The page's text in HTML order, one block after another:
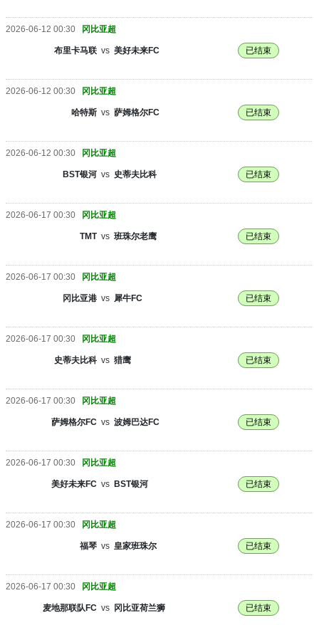
2026-06-12 00:30 冈比亚超
布里卡马联 vs 美好未来FC 已结束
2026-06-12 00:30 冈比亚超
哈特斯 vs 萨姆格尔FC 已结束
2026-06-12 00:30 冈比亚超
BST银河 vs 史蒂夫比科 已结束
2026-06-17 00:30 冈比亚超
TMT vs 班珠尔老鹰 已结束
2026-06-17 00:30 冈比亚超
冈比亚港 vs 犀牛FC 已结束
2026-06-17 00:30 冈比亚超
史蒂夫比科 vs 猎鹰 已结束
2026-06-17 00:30 冈比亚超
萨姆格尔FC vs 波姆巴达FC 已结束
2026-06-17 00:30 冈比亚超
美好未来FC vs BST银河 已结束
2026-06-17 00:30 冈比亚超
福琴 vs 皇家班珠尔 已结束
2026-06-17 00:30 冈比亚超
麦地那联队FC vs 冈比亚荷兰狮 已结束